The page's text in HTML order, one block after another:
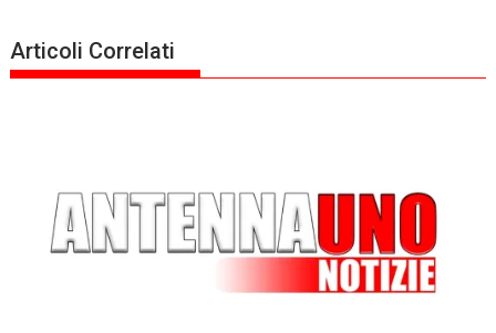
Articoli Correlati